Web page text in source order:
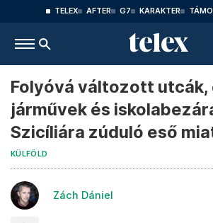
TELEX AFTER G7 KARAKTER
Folyóvá változott
járművek és
Szicíliára zúduló eső
KÜLFÖLD
Zách Dániel